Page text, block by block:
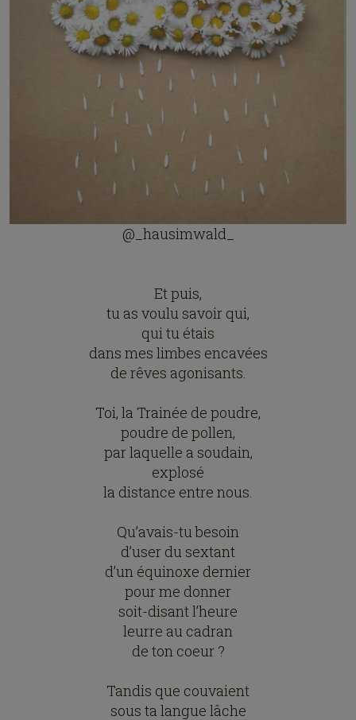
@_hausimwald_
Et puis,
tu as voulu savoir qui,
qui tu étais
dans mes limbes encavées
de rêves agonisants.
Toi, la Trainée de poudre,
poudre de pollen,
par laquelle a soudain,
explosé
la distance entre nous.
Qu’avais-tu besoin
d’user du sextant
d’un équinoxe dernier
pour me donner
soit-disant l’heure
leurre au cadran
de ton coeur ?
Tandis que couvaient
sous ta langue lâche